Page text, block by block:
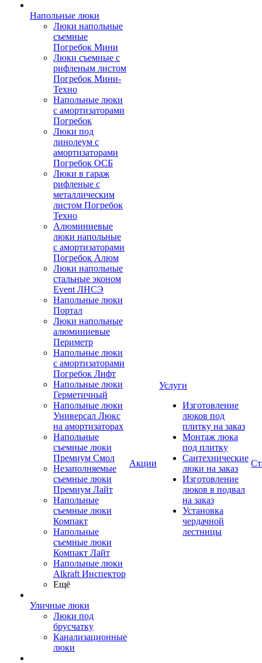
Напольные люки
Люки напольные
съемные
Погребок Мини
Люки съемные с
рифленым листом
Погребок Мини-
Техно
Напольные люки
с амортизаторами
Погребок
Люки под
линолеум с
амортизаторами
Погребок ОСБ
Люки в гараж
рифленые с
металлическим
листом Погребок
Техно
Алюминиевые
люки напольные
с амортизаторами
Погребок Алюм
Люки напольные
стальные эконом
Event ЛНСЭ
Напольные люки
Портал
Люки напольные
алюминиевые
Периметр
Напольные люки
с амортизаторами
Погребок Лифт
Напольные люки
Герметичный
Напольные люки
Универсал Люкс
на амортизаторах
Напольные
съемные люки
Премиум Смол
Незаполняемые
съемные люки
Премиум Лайт
Напольные
съемные люки
Компакт
Напольные
съемные люки
Компакт Лайт
Напольные люки
Alkraft Инспектор
Ещё
Уличные люки
Люки под
брусчатку
Канализационные
люки
Акции
Услуги
Изготовление
люков под
плитку на заказ
Монтаж люка
под плитку
Сантехнические
люки на заказ
Изготовление
люков в подвал
на заказ
Установка
чердачной
лестницы